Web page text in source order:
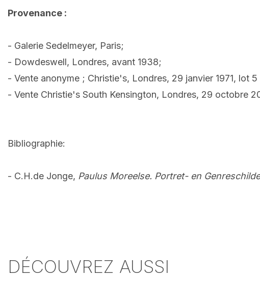
Provenance :
- Galerie Sedelmeyer, Paris;
- Dowdeswell, Londres, avant 1938;
- Vente anonyme ; Christie's, Londres, 29 janvier 1971, lot
- Vente Christie's South Kensington, Londres, 29 octobre
Bibliographie:
- C.H.de Jonge, Paulus Moreelse. Portret- en
DÉCOUVREZ AUSSI